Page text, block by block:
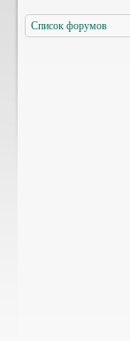
Список форумов